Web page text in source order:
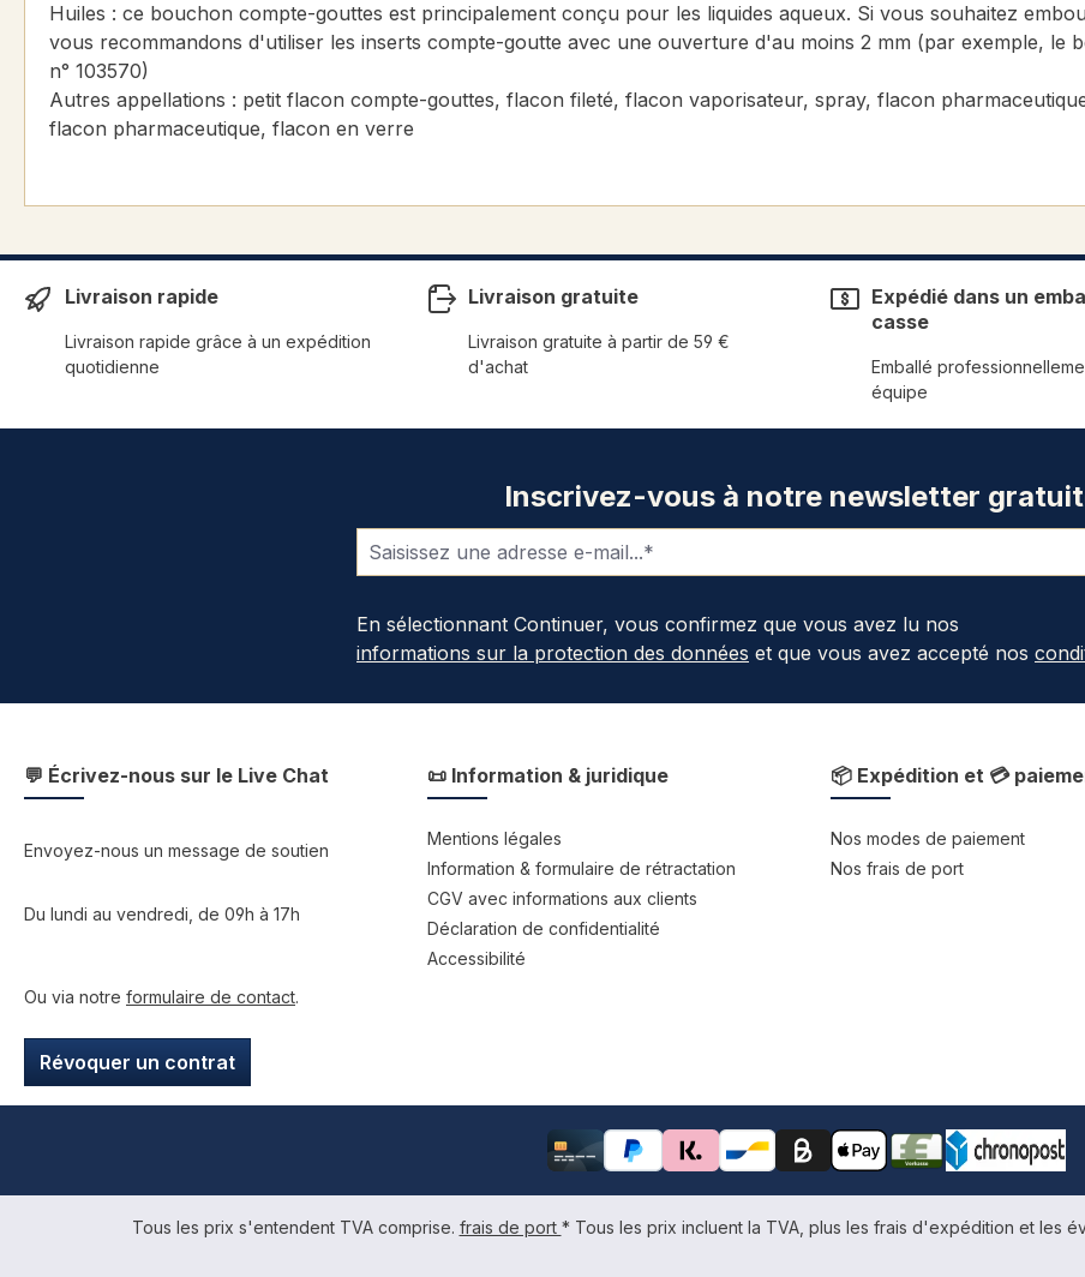
Huiles : ce bouchon compte-gouttes est principalement conçu pour les liquides aqueux. Si vous souhaitez
vous recommandons d'utiliser les inserts compte-goutte avec une ouverture d'au moins 2 mm (par exemple, le
n° 103570)
Autres appellations : petit flacon compte-gouttes, flacon fileté, flacon vaporisateur, spray, flacon
flacon pharmaceutique, flacon en verre
Livraison rapide
Livraison rapide grâce à un expédition
quotidienne
Livraison gratuite
Livraison gratuite à partir de 59 €
d'achat
Expédié dans un
casse
Emballé
équipe
Inscrivez-vous à notre newsletter
En sélectionnant Continuer, vous confirmez que vous avez lu nos
informations sur la protection des données et que vous avez accepté nos
💬 Écrivez-nous sur le Live Chat
Envoyez-nous un message de soutien
Du lundi au vendredi, de 09h à 17h
Ou via notre formulaire de contact.
Révoquer un contrat
📜 Information & juridique
Mentions légales
Information & formulaire de rétractation
CGV avec informations aux clients
Déclaration de confidentialité
Accessibilité
📦 Expédition et 💳
Nos modes de paiement
Nos frais de port
Tous les prix s'entendent TVA comprise. frais de port * Tous les prix incluent la TVA, plus les frais d'expédition et les